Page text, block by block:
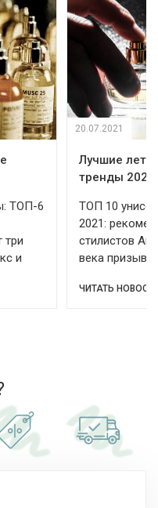
ТОП-6
и
«для
о
20.07.2021
Лучшие
тренды 2021
ТОП 10
2021:
стилистов
века
менее
каждым днем.
новому
ЧИТАТЬ